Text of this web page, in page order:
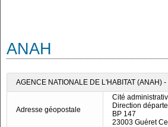
ANAH
AGENCE NATIONALE DE L'HABITAT (ANAH)
Adresse géopostale
Cité
Direction
BP 147
23003 Guéret